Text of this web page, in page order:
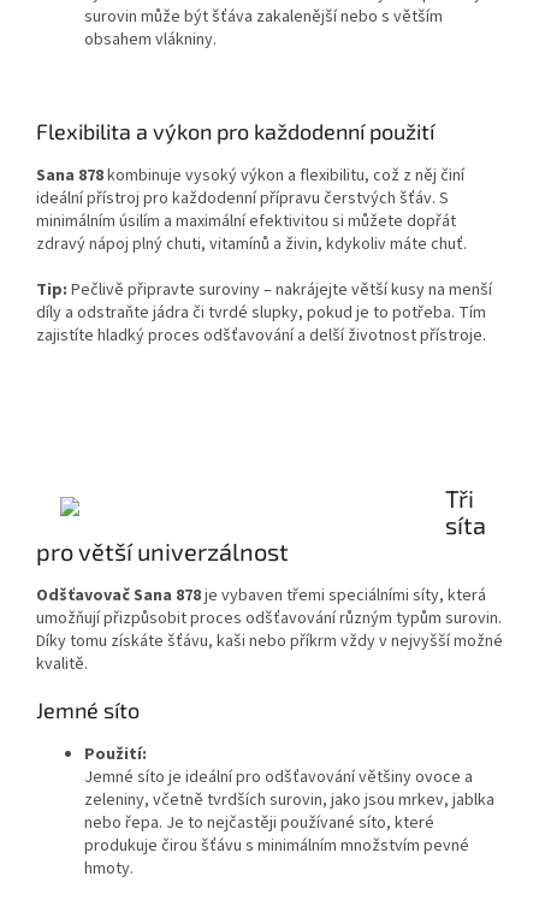
surovin může být šťáva zakalenější nebo s větším
obsahem vlákniny.
Flexibilita a výkon pro každodenní použití
Sana 878kombinuje vysoký výkon a flexibilitu, což z něj činí
ideální přístroj pro každodenní přípravu čerstvých šťáv. S
minimálním úsilím a maximální efektivitou si můžete dopřát
zdravý nápoj plný chuti, vitamínů a živin, kdykoliv máte chuť.
Tip: Pečlivě připravte suroviny – nakrájejte větší kusy na menší
díly a odstraňte jádra či tvrdé slupky, pokud je to potřeba. Tím
zajistíte hladký proces odšťavování a delší životnost přístroje.
Tři
síta
pro větší univerzálnost
Odšťavovač Sana 878je vybaven třemi speciálními síty, která
umožňují přizpůsobit proces odšťavování různým typům surovin.
Díky tomu získáte šťávu, kaši nebo příkrm vždy v nejvyšší možné
kvalitě.
Jemné síto
Použití:
Jemné síto je ideální pro odšťavování většiny ovoce a
zeleniny, včetně tvrdších surovin, jako jsou mrkev, jablka
nebo řepa. Je to nejčastěji používané síto, které
produkuje čirou šťávu s minimálním množstvím pevné
hmoty.